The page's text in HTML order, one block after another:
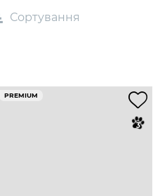
Сортування
PREMIUM